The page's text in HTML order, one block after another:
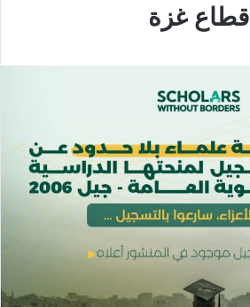
قطاع غزة